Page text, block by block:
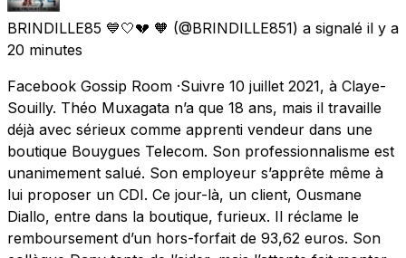
BRINDILLE85 💙🤍💔 🧡 (@BRINDILLE851) a signalé il y a
20 minutes
Facebook Gossip Room ·Suivre 10 juillet 2021, à Claye-
Souilly. Théo Muxagata n’a que 18 ans, mais il travaille
déjà avec sérieux comme apprenti vendeur dans une
boutique Bouygues Telecom. Son professionnalisme est
unanimement salué. Son employeur s’apprête même à
lui proposer un CDI. Ce jour-là, un client, Ousmane
Diallo, entre dans la boutique, furieux. Il réclame le
remboursement d’un hors-forfait de 93,62 euros. Son